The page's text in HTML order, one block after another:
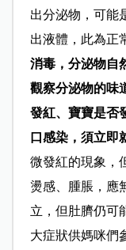
出分泌物，可能
出液體，此為正
消毒，分泌物自
觀察分泌物的味
發紅、寶寶是否
口感染，須立即
微發紅的現象，
燙感、腫脹，應
立，但肚臍仍可
大症狀供媽咪們